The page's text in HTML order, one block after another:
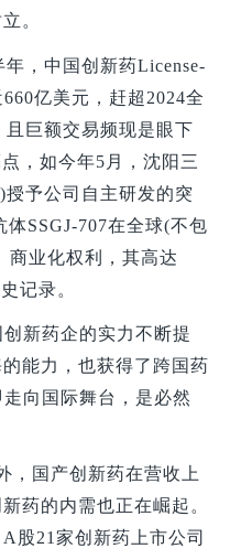
。
，中国创新药License-
亿美元，赶超2024全
巨额交易频现是眼下
，如今年5月，沈阳三
予公司自主研发的突
SSGJ-707在全球(不包
商业化权利，其高达
记录。
新药企的实力不断提
能力，也获得了跨国药
向国际舞台，是必然
，国产创新药在营收上
药的内需也正在崛起。
股21家创新药上市公司